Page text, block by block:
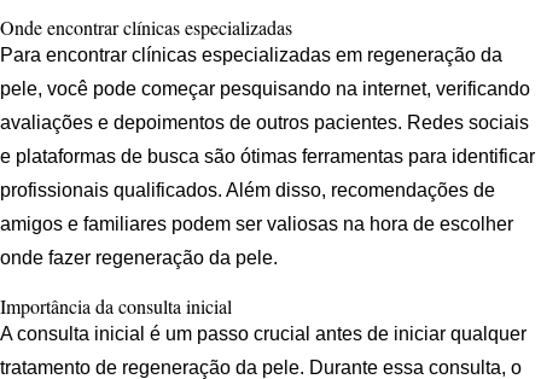
Onde encontrar clínicas especializadas
Para encontrar clínicas especializadas em regeneração da
pele, você pode começar pesquisando na internet, verificando
avaliações e depoimentos de outros pacientes. Redes sociais
e plataformas de busca são ótimas ferramentas para identificar
profissionais qualificados. Além disso, recomendações de
amigos e familiares podem ser valiosas na hora de escolher
onde fazer regeneração da pele.
Importância da consulta inicial
A consulta inicial é um passo crucial antes de iniciar qualquer
tratamento de regeneração da pele. Durante essa consulta, o